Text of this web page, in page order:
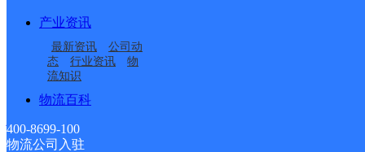
产业资讯
最新资讯
公司动
态
行业资讯
物
流知识
物流百科
400-8699-100
物流公司入驻
济开发区明泰路5号
派送范围:TAOBAO
福建泉州公司西湖街分部